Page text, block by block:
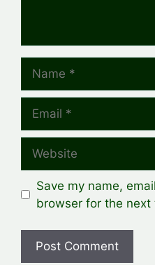
Save my name,
browser for the next